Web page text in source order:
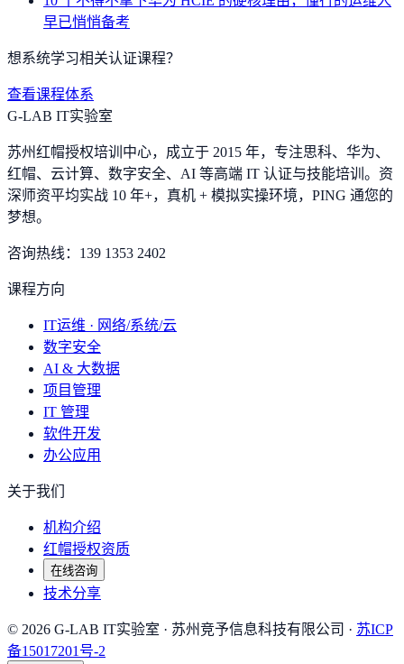
早已悄悄备考
想系统学习相关认证课程？
查看课程体系
G-LAB IT实验室
苏州红帽授权培训中心，成立于 2015 年，专注思科、华为、
红帽、云计算、数字安全、AI 等高端 IT 认证与技能培训。资
深师资平均实战 10 年+，真机 + 模拟实操环境， PING 通您的
梦想。
咨询热线： 139 1353 2402
课程方向
IT运维 · 网络/系统/云
数字安全
AI & 大数据
项目管理
IT 管理
软件开发
办公应用
关于我们
机构介绍
红帽授权资质
在线咨询
技术分享
© 2026 G-LAB IT实验室 · 苏州竞予信息科技有限公司 · 苏ICP
备15017201号-2